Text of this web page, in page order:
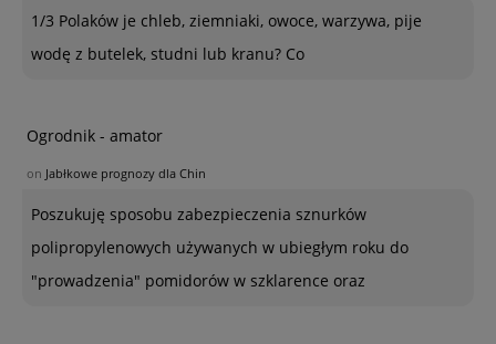
1/3 Polaków je chleb, ziemniaki, owoce, warzywa, pije
wodę z butelek, studni lub kranu? Co
Ogrodnik - amator
on Jabłkowe prognozy dla Chin
Poszukuję sposobu zabezpieczenia sznurków
polipropylenowych używanych w ubiegłym roku do
"prowadzenia" pomidorów w szklarence oraz